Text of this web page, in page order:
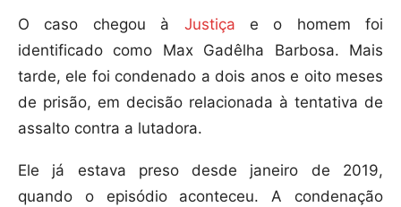
O caso chegou à Justiça e o homem foi
identificado como Max Gadêlha Barbosa. Mais
tarde, ele foi condenado a dois anos e oito meses
de prisão, em decisão relacionada à tentativa de
assalto contra a lutadora.
Ele já estava preso desde janeiro de 2019,
quando o episódio aconteceu. A condenação